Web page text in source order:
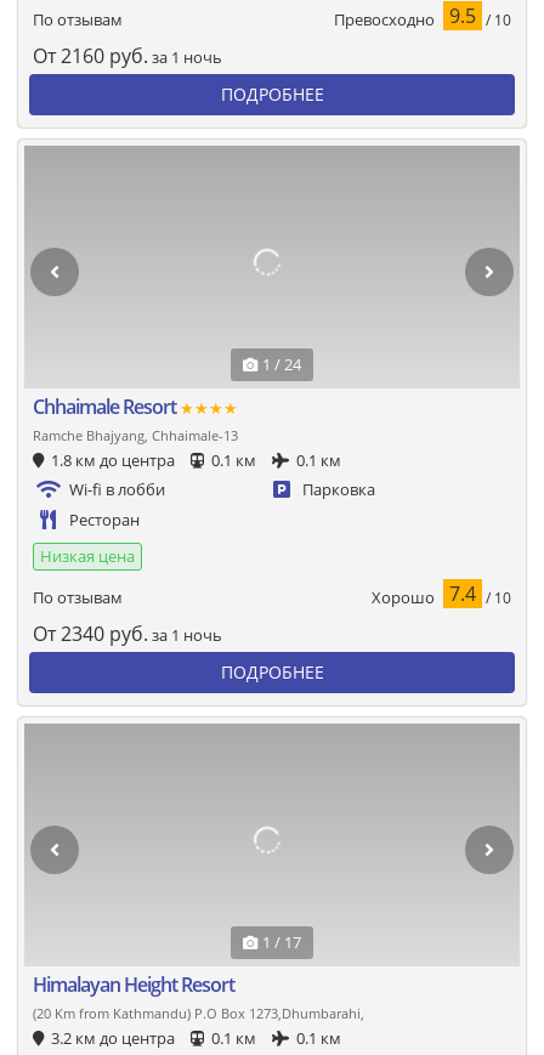
По отзывам
Превосходно 9.5 / 10
От2160 руб. за 1 ночь
ПОДРОБНЕЕ
1 / 24
Chhaimale Resort★★★★
Ramche Bhajyang, Chhaimale-13
1.8 км до центра 0.1 км
0.1 км
Wi-fi в лобби
Парковка
Ресторан
Низкая цена
По отзывам
Хорошо 7.4 / 10
От2340 руб. за 1 ночь
ПОДРОБНЕЕ
1 / 17
Himalayan Height Resort
(20 Km from Kathmandu) P.O Box 1273,Dhumbarahi,
3.2 км до центра 0.1 км
0.1 км